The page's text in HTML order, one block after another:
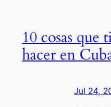
10 cosas que
hacer en
Jul 24,